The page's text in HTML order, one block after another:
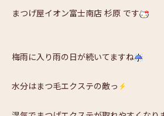
まつげ屋イオン富士南店 杉原 です
梅雨に入り雨の日が続いてますね
水分はまつ毛エクステの敵っ